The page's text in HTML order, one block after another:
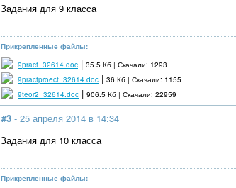
Задания для 9 класса
Прикрепленные файлы:
9pract_32614.doc | 35.5 Кб | Скачали: 1293
9practproect_32614.doc | 36 Кб | Скачали: 1155
9teor2_32614.doc | 906.5 Кб | Скачали: 22959
#3 - 25 апреля 2014 в 14:34
Задания для 10 класса
Прикрепленные файлы: